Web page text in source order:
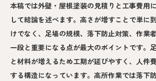
本稿では外壁・屋根塗装の見積りと工事費用
して結論を述べます。高さが増すことで単に
けでなく、足場の規模、落下防止対策、作業
一段と重要になる点が最大のポイントです。
と材料が増えるため工期が延びやすく、人件
する構造になっています。高所作業では落下